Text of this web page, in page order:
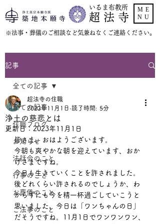
いるま布教所
超 法 寺
​※法事・葬儀のご相談など気兼ねなくご連絡ください。
ME
NU
記事
全ての記事
住職ブログ
お知らせ
法話会のこと
行事のこと
お葬儀のこと
ご法事のこと
全ての記事
浄土の慈悲とは
超法寺の住職
2023年11月1日 読了時間: 5分
更新日： 2023年11月1日
皆さま、おはようございます。
今朝も爽やかな朝を迎えています、おか
げさまですね。
今日も生きていくことを許されました。
後どれくらい許されるのでしょうか、わ
からずにも今を精一杯過ごしていこうと
思いました。今日は「ワンちゃんの日」
だそうですね。11月1日でワンワンワン、